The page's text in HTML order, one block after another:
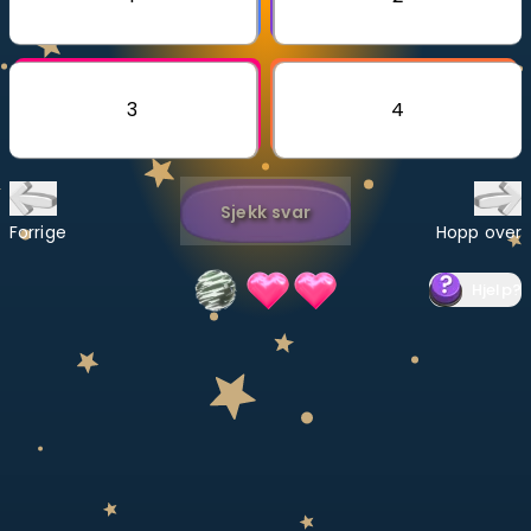
Bestill privatundervisning
Velg læreplan
Logg inn
3 4
Forrige
Sjekk svar
Hopp over
?